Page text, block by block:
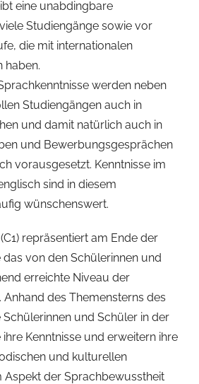
eine unabdingbare
Studiengänge sowie vor
die mit internationalen
haben.
werden neben
Studiengängen auch in
und damit natürlich auch in
und Bewerbungsgesprächen
vorausgesetzt. Kenntnisse im
sind in diesem
wünschenswert.
repräsentiert am Ende der
von den Schülerinnen und
erreichte Niveau der
des Themensterns des
Schülerinnen und Schüler in der
Kenntnisse und erweitern ihre
und kulturellen
Aspekt der Sprachbewusstheit